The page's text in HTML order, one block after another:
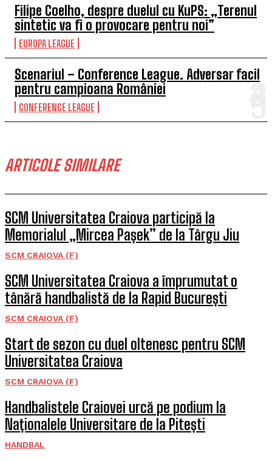
Filipe Coelho, despre duelul cu KuPS: „Terenul
sintetic va fi o provocare pentru noi”
EUROPA LEAGUE
Scenariul – Conference League. Adversar facil
pentru campioana României
CONFERENCE LEAGUE
ARTICOLE SIMILARE
SCM Universitatea Craiova participă la
Memorialul „Mircea Pașek” de la Târgu Jiu
SCM CRAIOVA (F)
SCM Universitatea Craiova a împrumutat o
tânără handbalistă de la Rapid București
SCM CRAIOVA (F)
Start de sezon cu duel oltenesc pentru SCM
Universitatea Craiova
SCM CRAIOVA (F)
Handbalistele Craiovei urcă pe podium la
Naționalele Universitare de la Pitești
HANDBAL